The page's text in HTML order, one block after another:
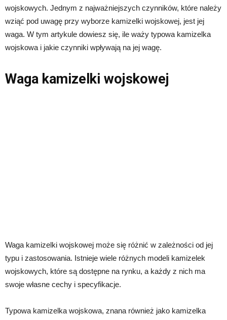
wojskowych. Jednym z najważniejszych czynników, które należy
wziąć pod uwagę przy wyborze kamizelki wojskowej, jest jej
waga. W tym artykule dowiesz się, ile waży typowa kamizelka
wojskowa i jakie czynniki wpływają na jej wagę.
Waga kamizelki wojskowej
Waga kamizelki wojskowej może się różnić w zależności od jej
typu i zastosowania. Istnieje wiele różnych modeli kamizelek
wojskowych, które są dostępne na rynku, a każdy z nich ma
swoje własne cechy i specyfikacje.
Typowa kamizelka wojskowa, znana również jako kamizelka